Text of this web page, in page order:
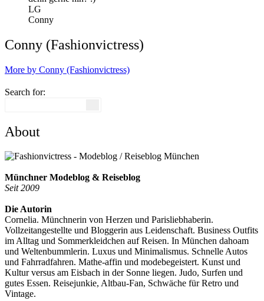
LG
Conny
Conny (Fashionvictress)
More by Conny (Fashionvictress)
Search for:
About
Münchner Modeblog & Reiseblog
Seit 2009
Die Autorin
Cornelia. Münchnerin von Herzen und Parisliebhaberin.
Vollzeitangestellte und Bloggerin aus Leidenschaft. Business Outfits
im Alltag und Sommerkleidchen auf Reisen. In München dahoam
und Weltenbummlerin. Luxus und Minimalismus. Schnelle Autos
und Fahrradfahren. Mathe-affin und modebegeistert. Kunst und
Kultur versus am Eisbach in der Sonne liegen. Judo, Surfen und
gutes Essen. Reisejunkie, Altbau-Fan, Schwäche für Retro und
Vintage.